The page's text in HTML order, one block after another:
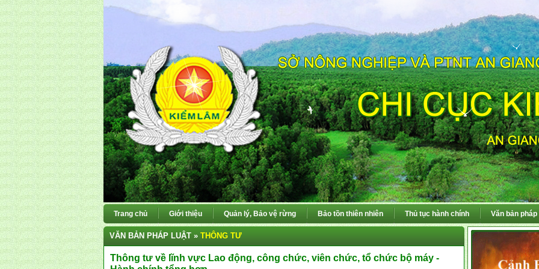
Trang chủ Giới thiệu Quản lý, Bảo vệ rừng Bảo tồn thiên nhiên Thủ tục hành chính Văn bản pháp
VĂN BẢN PHÁP LUẬT » THÔNG TƯ
Thông tư về lĩnh vực Lao động, công chức, viên chức, tổ chức bộ máy -